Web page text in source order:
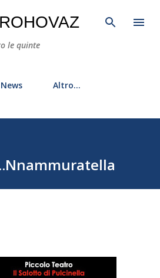
ai contenuti principali
le quinte
Altro…